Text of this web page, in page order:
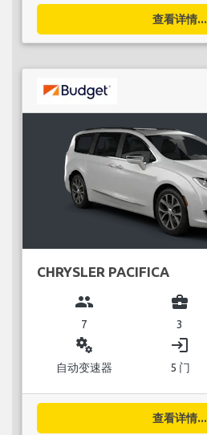
查看详情...
CHRYSLER PACIFICA
group
7
business_center
3
miscellaneous_services
自动变速器
login
5 门
查看详情...